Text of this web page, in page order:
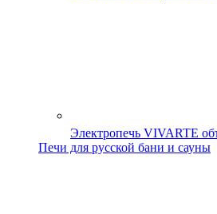
Электропечь VIVARTE
Печи для русской бани и сауны